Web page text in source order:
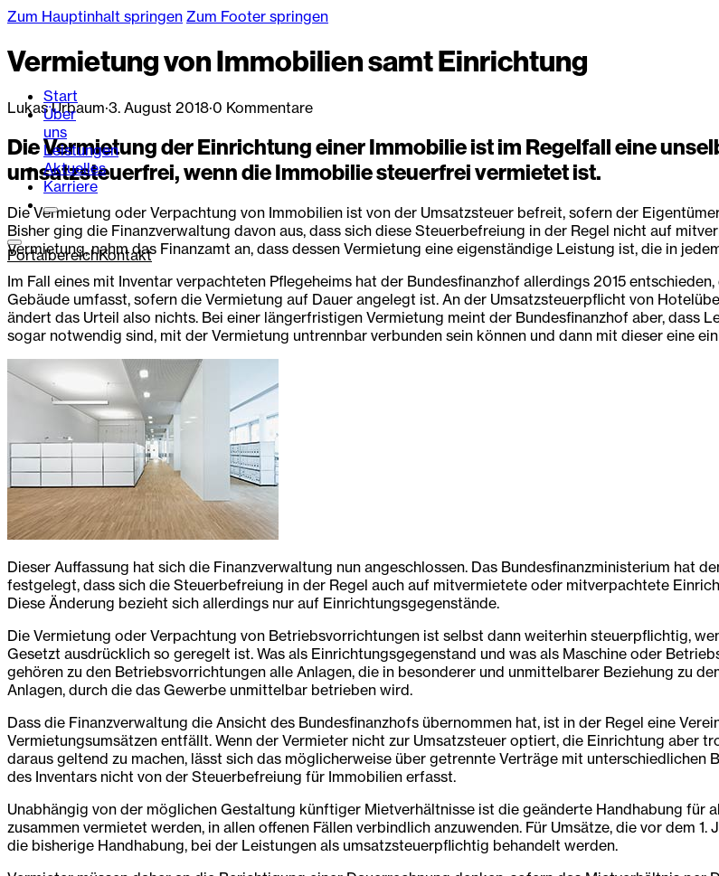
Zum Hauptinhalt springen Zum Footer springen
Start
Über
uns
Leistungen
Aktuelles
Karriere
PortalbereichKontakt
Vermietung von Immobilien samt Einrichtung
Lukas Urbaum·3. August 2018·0 Kommentare
Die Vermietung der Einrichtung einer Immobilie ist im Regelfall eine
umsatzsteuerfrei, wenn die Immobilie steuerfrei vermietet ist.
Die Vermietung oder Verpachtung von Immobilien ist von der Umsatzsteuer befreit, sofern der
Bisher ging die Finanzverwaltung davon aus, dass sich diese Steuerbefreiung in der Regel nicht auf
Vermietung, nahm das Finanzamt an, dass dessen Vermietung eine eigenständige Leistung ist, die in
Im Fall eines mit Inventar verpachteten Pflegeheims hat der Bundesfinanzhof allerdings 2015
Gebäude umfasst, sofern die Vermietung auf Dauer angelegt ist. An der Umsatzsteuerpflicht von
ändert das Urteil also nichts. Bei einer längerfristigen Vermietung meint der Bundesfinanzhof aber, dass
sogar notwendig sind, mit der Vermietung untrennbar verbunden sein können und dann mit dieser eine
Dieser Auffassung hat sich die Finanzverwaltung nun angeschlossen. Das Bundesfinanzministerium hat
festgelegt, dass sich die Steuerbefreiung in der Regel auch auf mitvermietete oder mitverpachtete
Diese Änderung bezieht sich allerdings nur auf Einrichtungsgegenstände.
Die Vermietung oder Verpachtung von Betriebsvorrichtungen ist selbst dann weiterhin steuerpflichtig,
Gesetzt ausdrücklich so geregelt ist. Was als Einrichtungsgegenstand und was als Maschine oder
gehören zu den Betriebsvorrichtungen alle Anlagen, die in besonderer und unmittelbarer Beziehung zu
Anlagen, durch die das Gewerbe unmittelbar betrieben wird.
Dass die Finanzverwaltung die Ansicht des Bundesfinanzhofs übernommen hat, ist in der Regel eine
Vermietungsumsätzen entfällt. Wenn der Vermieter nicht zur Umsatzsteuer optiert, die Einrichtung aber
daraus geltend zu machen, lässt sich das möglicherweise über getrennte Verträge mit unterschiedlichen
des Inventars nicht von der Steuerbefreiung für Immobilien erfasst.
Unabhängig von der möglichen Gestaltung künftiger Mietverhältnisse ist die geänderte Handhabung für
zusammen vermietet werden, in allen offenen Fällen verbindlich anzuwenden. Für Umsätze, die vor dem
die bisherige Handhabung, bei der Leistungen als umsatzsteuerpflichtig behandelt werden.